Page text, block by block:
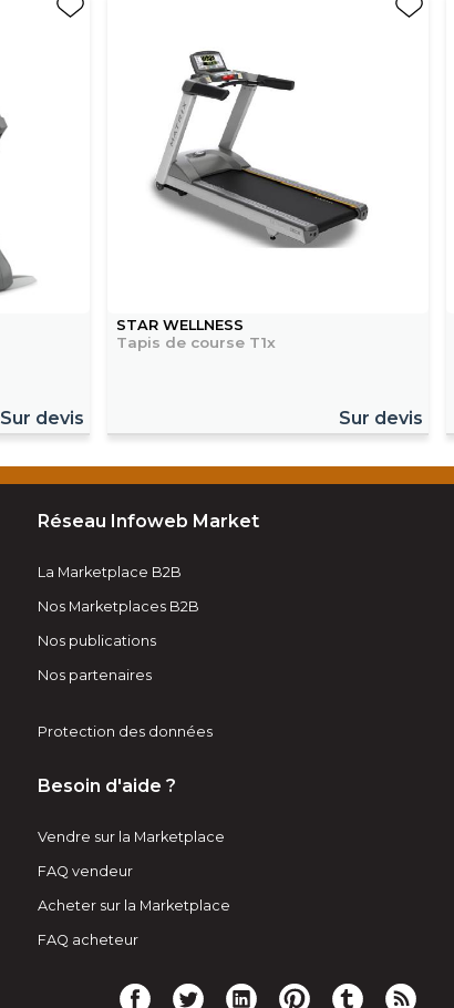
Sur devis
STAR WELLNESS
Tapis de course T1x
Sur devis
Réseau Infoweb Market
La Marketplace B2B
Nos Marketplaces B2B
Nos publications
Nos partenaires
Protection des données
Besoin d'aide ?
Vendre sur la Marketplace
FAQ vendeur
Acheter sur la Marketplace
FAQ acheteur